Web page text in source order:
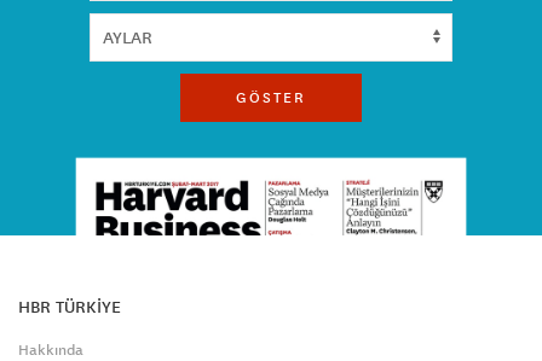
GÖSTER
HBR TÜRKİYE
Hakkında